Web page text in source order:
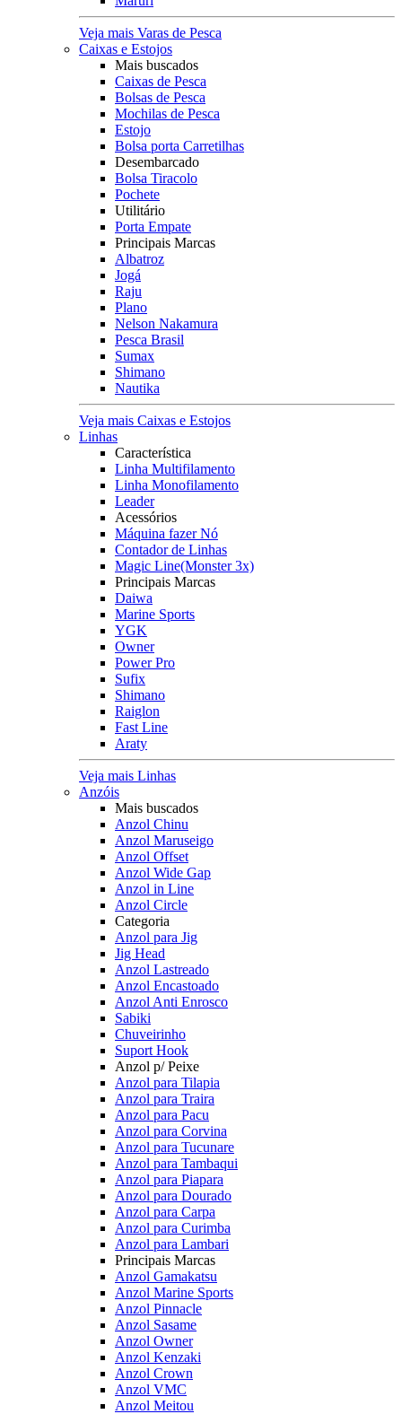
Veja mais Varas de Pesca
Caixas e Estojos
Mais buscados
Caixas de Pesca
Bolsas de Pesca
Mochilas de Pesca
Estojo
Bolsa porta Carretilhas
Desembarcado
Bolsa Tiracolo
Pochete
Utilitário
Porta Empate
Principais Marcas
Albatroz
Jogá
Raju
Plano
Nelson Nakamura
Pesca Brasil
Sumax
Shimano
Nautika
Veja mais Caixas e Estojos
Linhas
Característica
Linha Multifilamento
Linha Monofilamento
Leader
Acessórios
Máquina fazer Nó
Contador de Linhas
Magic Line(Monster 3x)
Principais Marcas
Daiwa
Marine Sports
YGK
Owner
Power Pro
Sufix
Shimano
Raiglon
Fast Line
Araty
Veja mais Linhas
Anzóis
Mais buscados
Anzol Chinu
Anzol Maruseigo
Anzol Offset
Anzol Wide Gap
Anzol in Line
Anzol Circle
Categoria
Anzol para Jig
Jig Head
Anzol Lastreado
Anzol Encastoado
Anzol Anti Enrosco
Sabiki
Chuveirinho
Suport Hook
Anzol p/ Peixe
Anzol para Tilapia
Anzol para Traira
Anzol para Pacu
Anzol para Corvina
Anzol para Tucunare
Anzol para Tambaqui
Anzol para Piapara
Anzol para Dourado
Anzol para Carpa
Anzol para Curimba
Anzol para Lambari
Principais Marcas
Anzol Gamakatsu
Anzol Marine Sports
Anzol Pinnacle
Anzol Sasame
Anzol Owner
Anzol Kenzaki
Anzol Crown
Anzol VMC
Anzol Meitou